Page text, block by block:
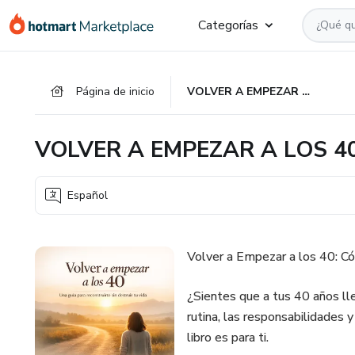
Categorías
Página de inicio VOLVER A EMPEZAR A LOS 40.
VOLVER A EMPEZAR A LOS
Español
Volver a Empezar a los 40:
¿Sientes que a tus 40 años
rutina, las responsabilidades
libro es para ti.